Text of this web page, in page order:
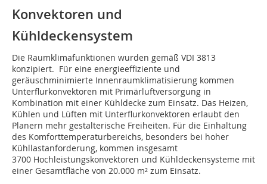
Konvektoren und
Kühldecken­system
Die Raumklimafunktionen wurden ­gemäß VDI 3813
konzipiert. Für eine energieeffiziente und
geräuschminimierte Innenraumklimatisierung ­kommen
Unterflurkonvektoren mit Primärluftversorgung in
Kombination mit einer Kühldecke zum Einsatz. Das Heizen,
Kühlen und Lüften mit Unterflurkonvektoren erlaubt den
Planern mehr gestalterische Freiheiten. Für die Einhaltung
des Komforttemperatur­bereichs, besonders bei hoher
Kühllast­anforderung, kommen insgesamt
3700 Hochleistungskonvektoren und Kühldeckensysteme mit
einer Gesamtfläche von 20.000 m² zum Einsatz.